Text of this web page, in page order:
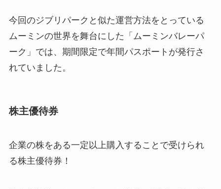
今回のジブリパークと似た運営方法をとっている
ムーミンの世界を舞台にした「ムーミンバレーパ
ーク」では、期間限定で年間パスポートが発行さ
れていました。
株主優待券
企業の株をある一定以上購入することで受けられ
る株主優待券！